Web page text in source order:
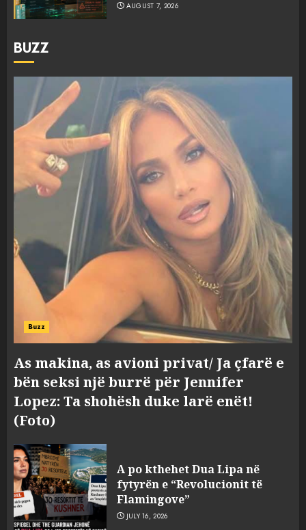
AUGUST 7, 2026
BUZZ
Buzz
As makina, as avioni privat/ Ja çfarë e
bën seksi një burrë për Jennifer
Lopez: Ta shohësh duke larë enët!
(Foto)
A po kthehet Dua Lipa në
fytyrën e “Revolucionit të
Flamingove”
JULY 16, 2026